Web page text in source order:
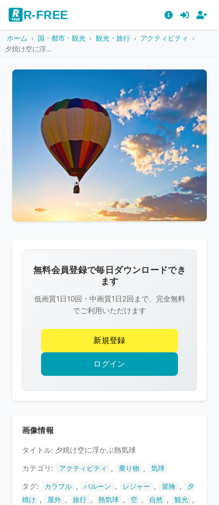
R-FREE
ホーム 国・都市・観光 観光・旅行
アクティビティ
夕焼け空に浮かぶ熱気球
像
は
R-
FREE
作
権
護
い
無料会員登録で毎日ダウンロードでき
ます
低画質1日10回・中画質1日2回まで、完全無料
でご利用いただけます
新規登録
ログイン
画像情報
タイトル: 夕焼け空に浮かぶ熱気球
カテゴリ:
アクティビティ , 乗り物 , 気球
タグ: カラフル , バルーン , レジャー , 冒険 ,
夕
焼け
, 屋外 , 旅行 , 熱気球 , 空 , 自然 , 観光 ,